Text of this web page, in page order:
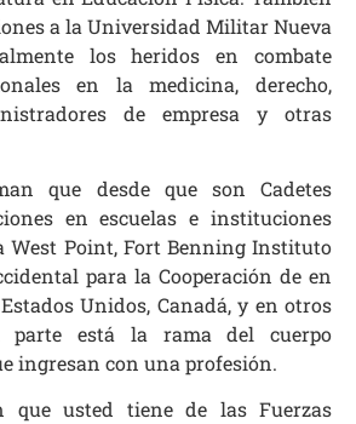
a la Universidad Militar Nueva
los heridos en combate
en la medicina, derecho,
de empresa y otras
que desde que son Cadetes
en escuelas e instituciones
West Point, Fort Benning Instituto
para la Cooperación de en
Unidos, Canadá, y en otros
parte está la rama del cuerpo
ingresan con una profesión.
que usted tiene de las Fuerzas